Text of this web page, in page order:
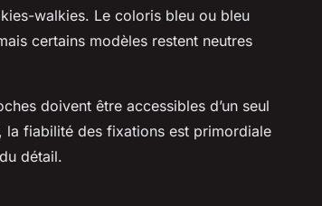
walkies. Le coloris bleu ou bleu
certains modèles restent neutres
doivent être accessibles d’un seul
la fiabilité des fixations est primordiale
détail.